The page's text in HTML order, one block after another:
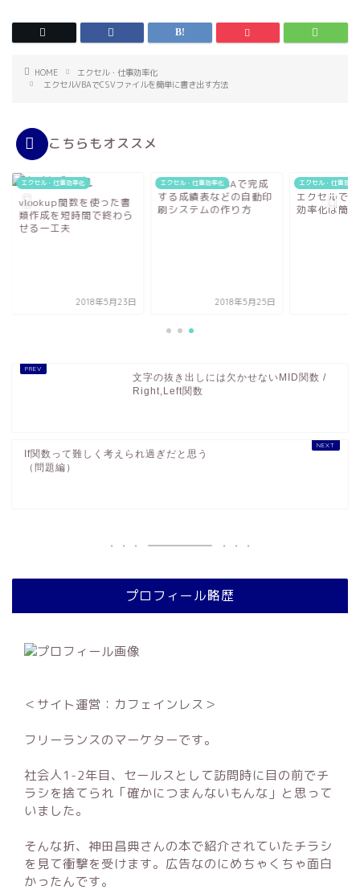
HOME
エクセル・仕事効率化
エクセルVBAでCSVファイルを簡単に書き出す方法
こちらもオススメ
ル・仕事効率化
関数を使った書
成を短時間で終わら
一工夫
2018年5月23日
エクセル・仕事効率化
たった7行のVBAで完成
する成績表などの自動印
刷システムの作り方
2018年5月25日
エクセル・仕事効率化
細分化と検索ができ
エクセルで関数を使
効率化は簡単にでき
文字の抜き出しには欠かせないMID関数 /
Right,Left関数
If関数って難しく考えられ過ぎだと思う
（問題編）
プロフィール略歴
＜サイト運営：カフェインレス＞
フリーランスのマーケターです。
社会人1-2年目、セールスとして訪問時に目の前でチ
ラシを捨てられ「確かにつまんないもんな」と思って
いました。
そんな折、神田昌典さんの本で紹介されていたチラシ
を見て衝撃を受けます。広告なのにめちゃくちゃ面白
かったんです。